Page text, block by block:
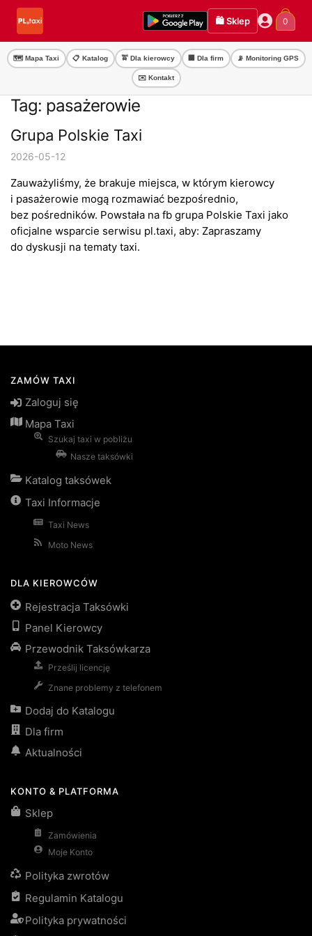
Przejdź
nawigacji
Przejdź
treści
🛍️ Sklep 0
🗺️ Mapa Taxi 📋 Katalog 🚖 Dla kierowcy 🏢 Dla firm 📡 Monitoring GPS
✉️ Kontakt
Tag: pasażerowie
Grupa Polskie Taxi
2026-05-12
Zauważyliśmy, że brakuje miejsca, w którym kierowcy
i pasażerowie mogą rozmawiać bezpośrednio,
bez pośredników. Powstała na fb grupa Polskie Taxi jako
oficjalne wsparcie serwisu pl.taxi, aby: Zapraszamy
do dyskusji na tematy taxi.
ZAMÓW TAXI
Zaloguj się
Mapa Taxi
Szukaj taxi w pobliżu
Nasze taksówki
Katalog taksówek
Taxi Informacje
Taxi News
Moto News
DLA KIEROWCÓW
Rejestracja Taksówki
Panel Kierowcy
Przewodnik Taksówkarza
Prześlij licencję
Znane problemy z telefonem
Dodaj do Katalogu
Dla firm
Aktualności
KONTO & PLATFORMA
Sklep
Zamówienia
Moje Konto
Polityka zwrotów
Regulamin Katalogu
Polityka prywatności